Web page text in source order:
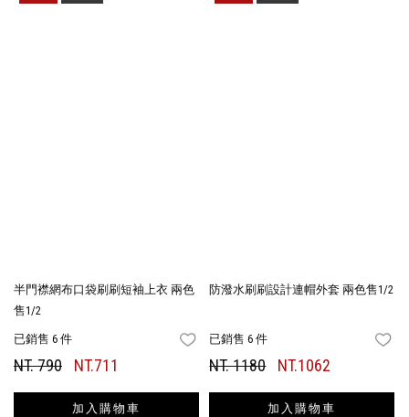
半門襟網布口袋刷刷短袖上衣 兩色
售1/2
已銷售 6 件 FAVORITES
NT. 790 NT.711
加入購物車
防潑水刷刷設計連帽外套 兩色售1/2
已銷售 6 件
NT. 1180 NT.1062
加入購物車